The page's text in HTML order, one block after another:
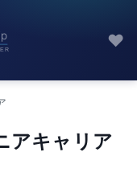
♥
アキャリア